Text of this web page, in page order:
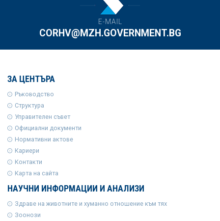
E-MAIL
CORHV@MZH.GOVERNMENT.BG
ЗА ЦЕНТЪРА
Ръководство
Структура
Управителен съвет
Официални документи
Нормативни актове
Кариери
Контакти
Карта на сайта
НАУЧНИ ИНФОРМАЦИИ И АНАЛИЗИ
Здраве на животните и хуманно отношение към тях
Зоонози